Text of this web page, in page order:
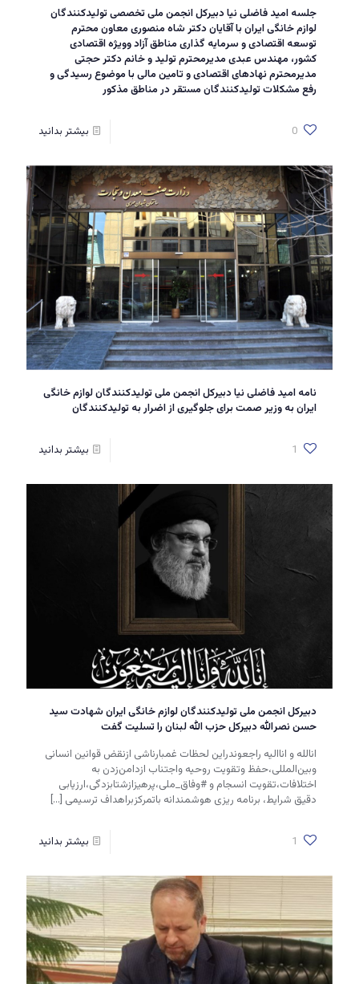
جلسه امید فاضلی نیا دبیرکل انجمن ملی تخصصی تولیدکنندگان
لوازم خانگی ایران با آقایان دکتر شاه منصوری معاون محترم
توسعه اقتصادی و سرمایه گذاری مناطق آزاد وویژه اقتصادی
کشور، مهندس عبدی مدیرمحترم تولید و خانم دکتر حجتی
مدیرمحترم نهادهای اقتصادی و تامین مالی با موضوع رسیدگی و
رفع مشکلات تولیدکنندگان مستقر در مناطق مذکور
0 بیشتر بدانید
نامه امید فاضلی نیا دبیرکل انجمن ملی تولیدکنندگان لوازم خانگی
ایران به وزیر صمت برای جلوگیری از اضرار به تولیدکنندگان
1 بیشتر بدانید
دبیرکل انجمن ملی تولیدکنندگان لوازم خانگی ایران شهادت سید
حسن نصرالله دبیرکل حزب الله لبنان را تسلیت گفت
انالله و اناالیه راجعوندراین لحظات غمبارناشی ازنقض قوانین انسانی
وبین‌المللی،حفظ وتقویت روحیه واجتناب ازدامن‌زدن به
اختلافات،تقویت انسجام و ‎#وفاق_ملی،پرهیزازشتابزدگی،ارزیابی
دقیق شرایط، برنامه ریزی هوشمندانه باتمرکزبراهداف ترسیمی […]
1 بیشتر بدانید